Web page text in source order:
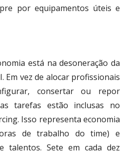
por equipamentos úteis e
está na desoneração da
Em vez de alocar profissionais
consertar ou repor
tarefas estão inclusas no
Isso representa economia
de trabalho do time) e
talentos. Sete em cada dez